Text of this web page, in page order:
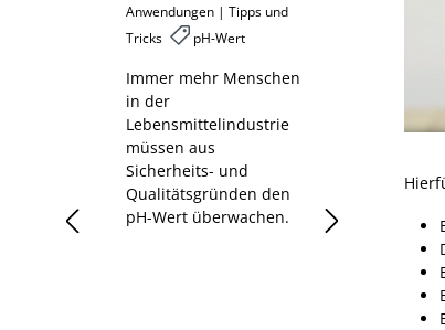
Anwendungen | Tipps und
Tricks
pH-Wert
Immer mehr Menschen
in der
Lebensmittelindustrie
müssen aus
Sicherheits- und
Qualitätsgründen den
pH-Wert überwachen.
einfach